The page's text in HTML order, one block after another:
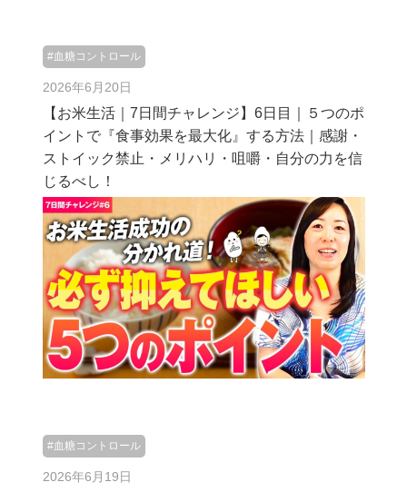
#血糖コントロール
2026年6月20日
【お米生活｜7日間チャレンジ】6日目｜５つのポ
イントで『食事効果を最大化』する方法｜感謝・
ストイック禁止・メリハリ・咀嚼・自分の力を信
じるべし！
#血糖コントロール
2026年6月19日